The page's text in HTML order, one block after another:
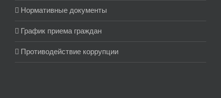
Нормативные документы
График приема граждан
Противодействие коррупции